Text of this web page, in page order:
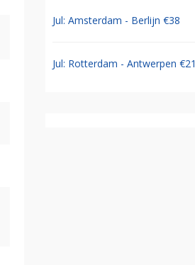
Jul: Amsterdam - Berlijn €38
Jul: Rotterdam - Antwerpen €21